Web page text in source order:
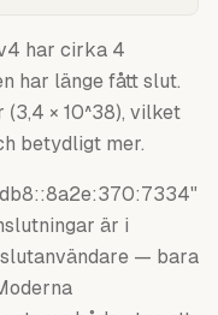
har cirka 4
har länge fått slut.
× 10^38), vilket
betydligt mer.
är i
— bara